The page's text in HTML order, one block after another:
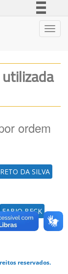
utilizada
ordem
DA SILVA
FABIO BECK
reservados.